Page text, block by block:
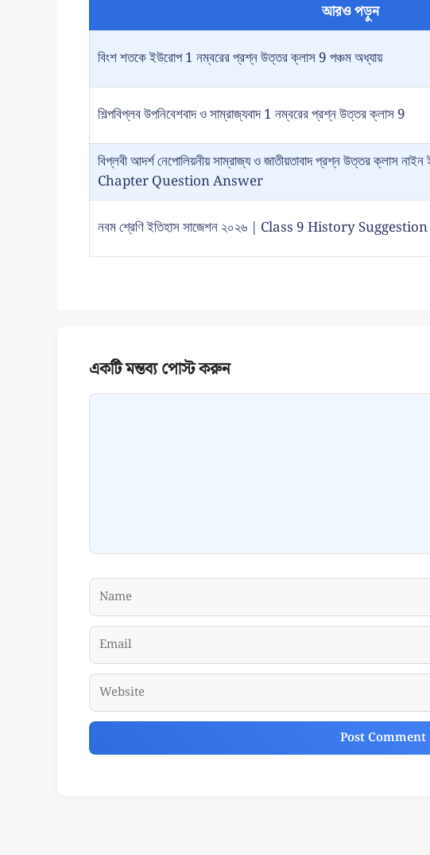
আরও পড়ুন
বিংশ শতকে ইউরোপ 1 নম্বরের প্রশ্ন উত্তর ক্লাস 9 পঞ্চম অধ্যায়
শিল্পবিপ্লব উপনিবেশবাদ ও সাম্রাজ্যবাদ 1 নম্বরের প্রশ্ন উত্তর ক্লাস 9
বিপ্লবী আদর্শ নেপোলিয়নীয় সাম্রাজ্য ও জাতীয়তাবাদ প্রশ্ন উত্তর
Chapter Question Answer
নবম শ্রেণি ইতিহাস সাজেশন ২০২৬ | Class 9 History
Comment
Name
Email
Website